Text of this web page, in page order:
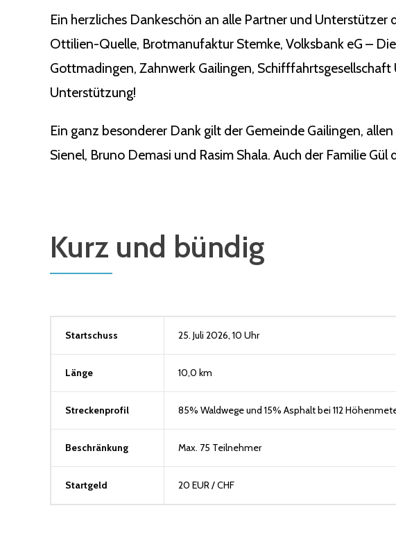
Ein herzliches Dankeschön an alle Partner und
Ottilien-Quelle, Brotmanufaktur Stemke, Volksbank eG –
Gottmadingen, Zahnwerk Gailingen,
Unterstützung!
Ein ganz besonderer Dank gilt der Gemeinde Gailingen,
Sienel, Bruno Demasi und Rasim Shala. Auch der Familie
Kurz und bündig
Startschuss 25. Juli 2026, 10 Uhr
Länge 10,0 km
Streckenprofil 85% Waldwege und 15% Asphalt bei 112
Beschränkung Max. 75 Teilnehmer
Startgeld 20 EUR / CHF